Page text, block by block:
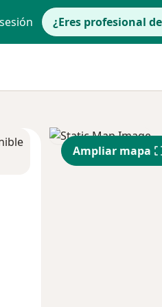
¿Eres profesional
Ampliar mapa